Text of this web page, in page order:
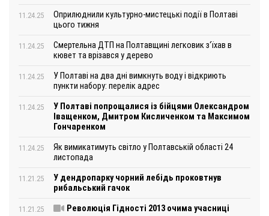
11.24.25
Оприлюднили культурно-мистецькі події в Полтаві
цього тижня
11.24.25
Смертельна ДТП на Полтавщині легковик з‘їхав в
кювет та врізався у дерево
11.24.25
У Полтаві на два дні вимкнуть воду і відкриють
пункти набору: перелік адрес
11.24.25
У Полтаві попрощалися із бійцями Олександром
Іващенком, Дмитром Кисличенком та Максимом
Гончаренком
11.24.25
Як вимикатимуть світло у Полтавській області 24
листопада
11.21.25
У дендропарку чорний лебідь проковтнув
рибальський гачок
11.21.25 Революція Гідності 2013 очима учасниці